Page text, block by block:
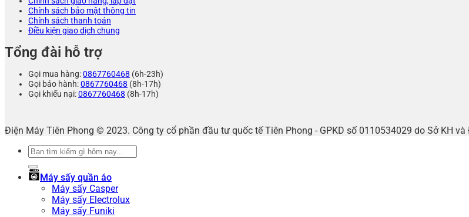
Chính sách bảo mật thông tin
Chính sách thanh toán
Điều kiện giao dịch chung
Tổng đài hỗ trợ
Gọi mua hàng:0867760468 (6h-23h)
Gọi bảo hành:0867760468 (8h-17h)
Gọi khiếu nại:0867760468 (8h-17h)
Điện Máy Tiên Phong © 2023. Công ty cổ phần đầu tư quốc tế Tiên Phong - GPKD số 0110534029 do Sở KH
Tìm
Máy sấy quần áo
Máy sấy Casper
Máy sấy Electrolux
Máy sấy Funiki